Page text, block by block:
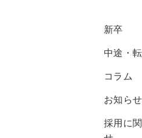
新卒
中途・
コラム
お知らせ
採用に